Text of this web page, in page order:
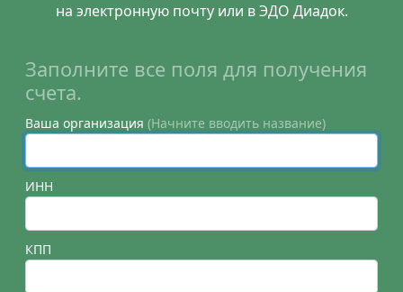
на электронную почту или в ЭДО Диадок.
Заполните все поля для получения
счета.
Ваша организация (Начните вводить название)
ИНН
КПП